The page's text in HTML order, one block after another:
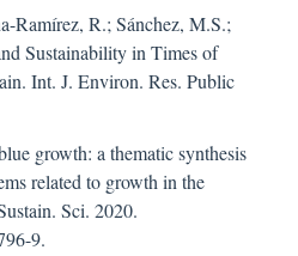
Ramírez, R.; Sánchez, M.S.;
Sustainability in Times of
Int. J. Environ. Res. Public
growth: a thematic synthesis
related to growth in the
Sci. 2020.
9.